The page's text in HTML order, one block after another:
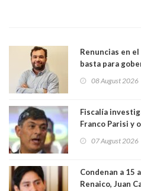
Renuncias en
basta para
08 August 2026
Fiscalía
Franco Parisi y
07 August 2026
Condenan a 15
Renaico, Juan